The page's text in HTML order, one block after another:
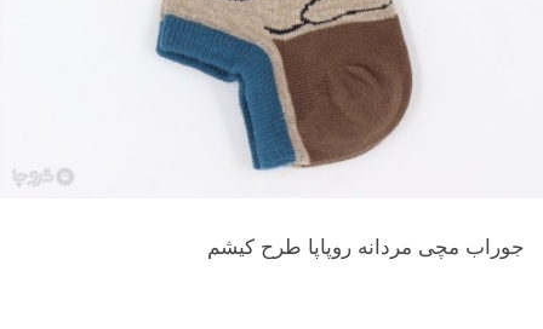
جوراب مچی مردانه روپاپا طرح کیشم